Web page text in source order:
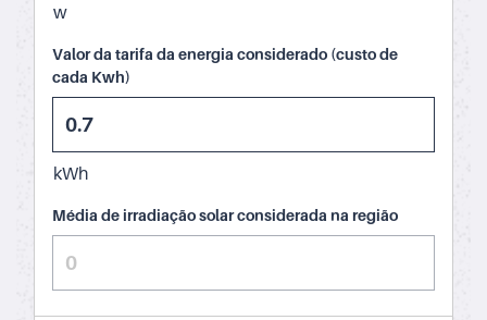
w
Valor da tarifa da energia considerado (custo de
cada Kwh)
kWh
Média de irradiação solar considerada na região